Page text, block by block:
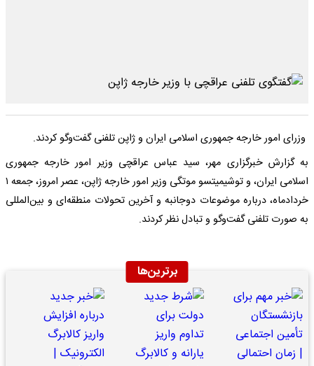
وزرای امور خارجه جمهوری اسلامی ایران و ژاپن تلفنی گفت‌وگو کردند.
به گزارش خبرگزاری مهر، سید عباس عراقچی وزیر امور خارجه جمهوری
اسلامی ایران، و توشیمیتسو موتگی وزیر امور خارجه ژاپن، عصر امروز، جمعه ۱
خردادماه، درباره موضوعات دوجانبه و آخرین تحولات منطقه‌ای و بین‌المللی
به صورت تلفنی گفت‌وگو و تبادل نظر کردند.
برترین‌ها